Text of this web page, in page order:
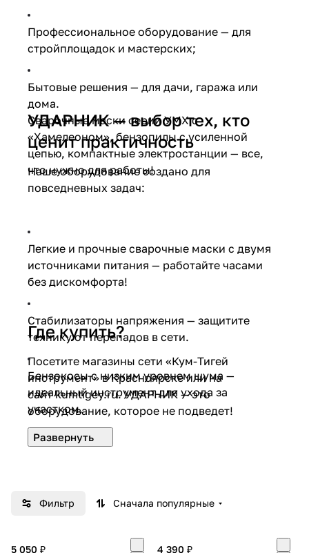
Профессиональное оборудование — для
стройплощадок и мастерских;
Бытовые решения — для дачи, гаража или
дома.
Сварочные маски серии УМХ с
«Хамелеоном», бензопилы с усиленной
цепью, компактные электростанции — все,
что нужно для работы!
УДАРНИК — выбор тех, кто
ценит практичность
Наше оборудование создано для
повседневных задач:
Легкие и прочные сварочные маски с двумя
источниками питания — работайте часами
без дискомфорта!
Стабилизаторы напряжения — защитите
технику от перепадов в сети.
Бензокосы с низким уровнем шума —
идеальный инструмент для ухода за
участком.
Где купить?
Посетите магазины сети «Кум-Тигей
инструмент» в Красноярске или на
сайтkumtigey.ru. УДАРНИК — это
оборудование, которое не подведет!
Фильтр Сначала популярные
5 050 ₽
4 390 ₽
раз в 2 недели